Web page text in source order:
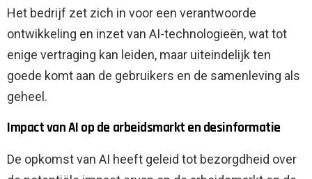
Het bedrijf zet zich in voor een verantwoorde
ontwikkeling en inzet van AI-technologieën, wat tot
enige vertraging kan leiden, maar uiteindelijk ten
goede komt aan de gebruikers en de samenleving als
geheel.
Impact van AI op de arbeidsmarkt en desinformatie
De opkomst van AI heeft geleid tot bezorgdheid over